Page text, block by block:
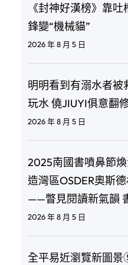
《封神好漢榜》靠
鋒變“機械貓”
2026 年 8 月 5 日
明明看到有溺水者被
玩水 僥JIUYI俱意翻
2026 年 8 月 5 日
2025南國書噴鼻節
造灣區OSDER奧斯
——瞥見閱讀新氣韻
2026 年 8 月 5 日
全平易近瀏覽新圖